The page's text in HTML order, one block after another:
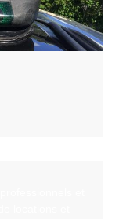
et
locations et